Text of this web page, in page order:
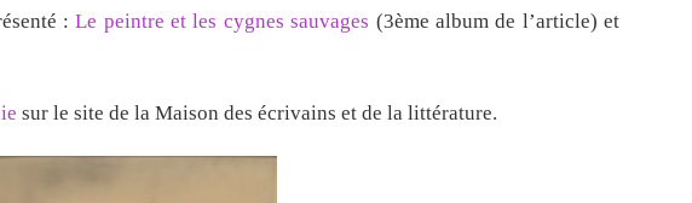
:Le peintre et les cygnes sauvages (3ème album de l’article) et
sur le site de la Maison des écrivains et de la littérature.